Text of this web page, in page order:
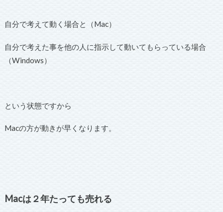
自分で考えて動く場合と（Mac）
自分で考えた事を他の人に指示して動いてもらっている場合
（Windows）
という状態ですから
Macの方が動きが早くなります。
Macは２年たっても売れる